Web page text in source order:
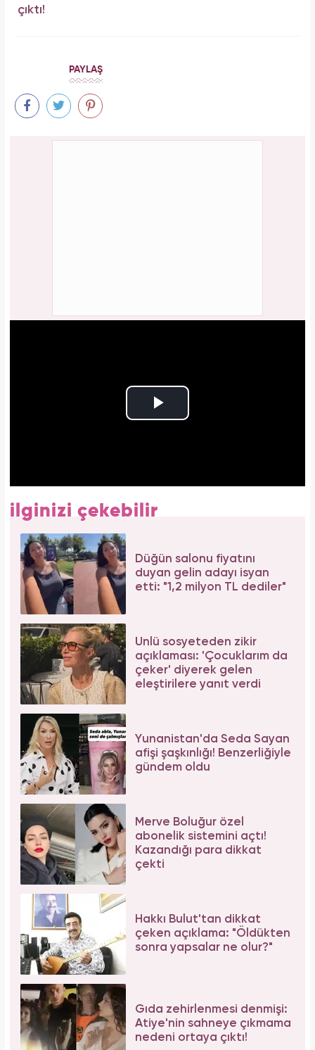
çıktı!
PAYLAŞ
ilginizi çekebilir
Düğün salonu fiyatını
duyan gelin adayı isyan
etti: "1,2 milyon TL dediler"
Ünlü sosyeteden zikir
açıklaması: 'Çocuklarım da
çeker' diyerek gelen
eleştirilere yanıt verdi
Yunanistan'da Seda Sayan
afişi şaşkınlığı! Benzerliğiyle
gündem oldu
Merve Boluğur özel
abonelik sistemini açtı!
Kazandığı para dikkat
çekti
Hakkı Bulut'tan dikkat
çeken açıklama: "Öldükten
sonra yapsalar ne olur?"
Gıda zehirlenmesi denmişi:
Atiye'nin sahneye çıkmama
nedeni ortaya çıktı!